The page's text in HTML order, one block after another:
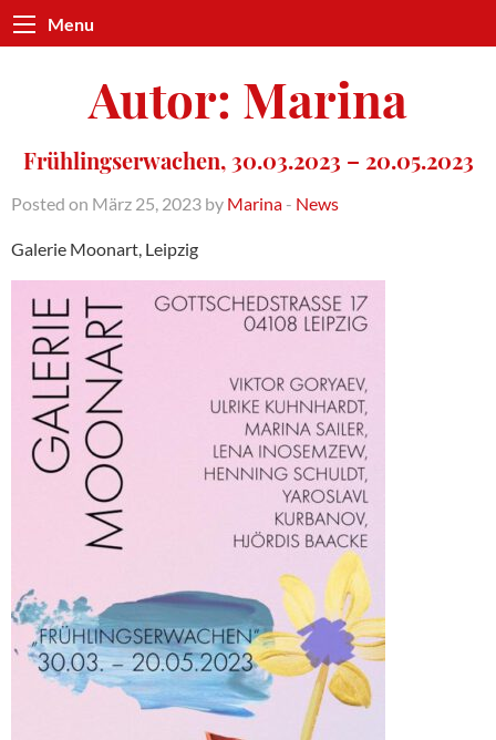
Menu
Autor: Marina
Frühlingserwachen, 30.03.2023 – 20.05.2023
Posted on März 25, 2023 by Marina - News
Galerie Moonart, Leipzig